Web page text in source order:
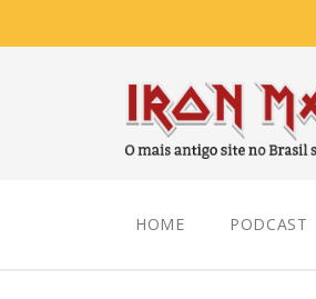
HOME PODCAST